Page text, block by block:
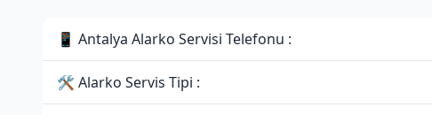
📱 Antalya Alarko Servisi Telefonu :
🛠 Alarko Servis Tipi :